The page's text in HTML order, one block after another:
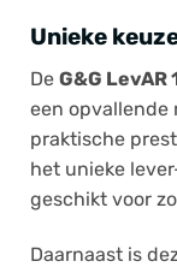
Unieke
De G&G LevAR
een opvallende
praktische
het unieke
geschikt voor
Daarnaast is